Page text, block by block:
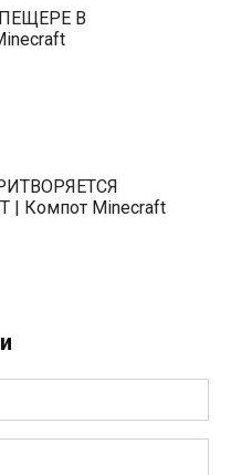
В
Компот Minecraft